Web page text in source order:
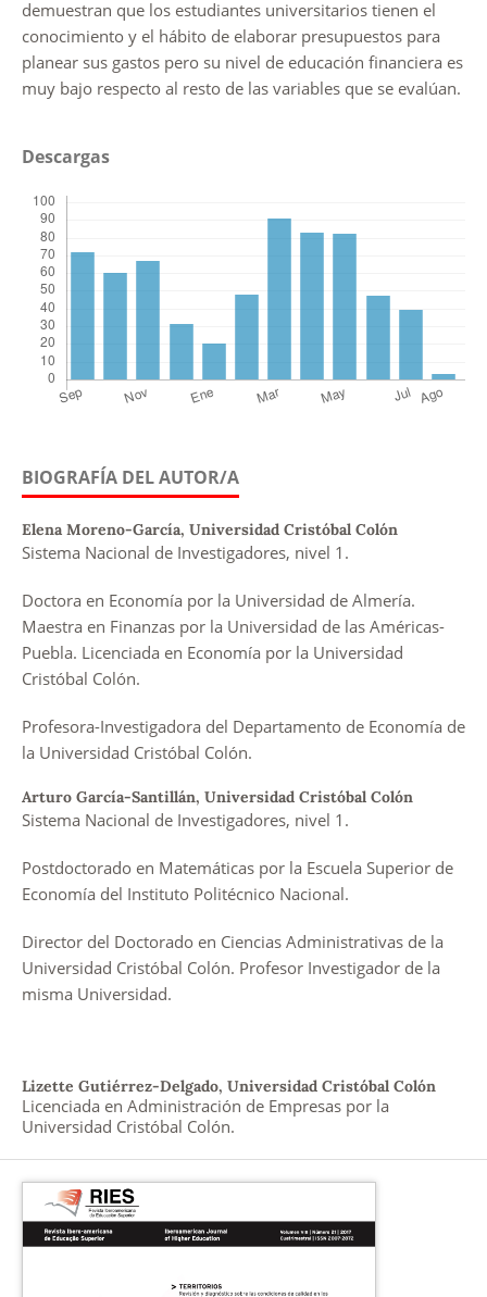
demuestran que los estudiantes universitarios tienen el
conocimiento y el hábito de elaborar presupuestos para
planear sus gastos pero su nivel de educación financiera es
muy bajo respecto al resto de las variables que se evalúan.
Descargas
BIOGRAFÍA DEL AUTOR/A
Elena Moreno-García, Universidad Cristóbal Colón
Sistema Nacional de Investigadores, nivel 1.
Doctora en Economía por la Universidad de Almería.
Maestra en Finanzas por la Universidad de las Américas-
Puebla. Licenciada en Economía por la Universidad
Cristóbal Colón.
Profesora-Investigadora del Departamento de Economía de
la Universidad Cristóbal Colón.
Arturo García-Santillán, Universidad Cristóbal Colón
Sistema Nacional de Investigadores, nivel 1.
Postdoctorado en Matemáticas por la Escuela Superior de
Economía del Instituto Politécnico Nacional.
Director del Doctorado en Ciencias Administrativas de la
Universidad Cristóbal Colón. Profesor Investigador de la
misma Universidad.
Lizette Gutiérrez-Delgado, Universidad Cristóbal Colón
Licenciada en Administración de Empresas por la
Universidad Cristóbal Colón.